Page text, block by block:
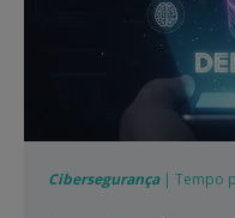
Cibersegurança| Tempo